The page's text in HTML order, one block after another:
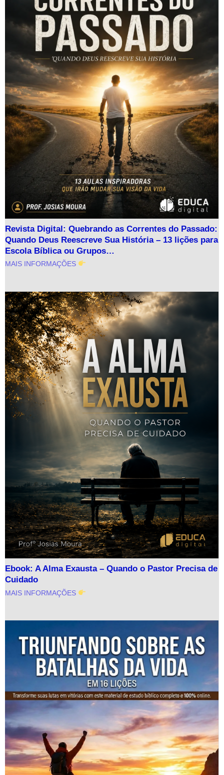
Revista Digital: Quebrando as Correntes do Passado:
Quando Deus Reescreve Sua História – 13 lições para
Escola Bíblica ou Grupos…
MAIS INFORMAÇÕES
Ebook: A Alma Exausta – Quando o Pastor Precisa de
Cuidado
MAIS INFORMAÇÕES